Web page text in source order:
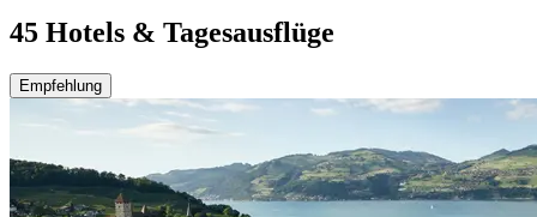
45 Hotels & Tagesausflüge
Empfehlung